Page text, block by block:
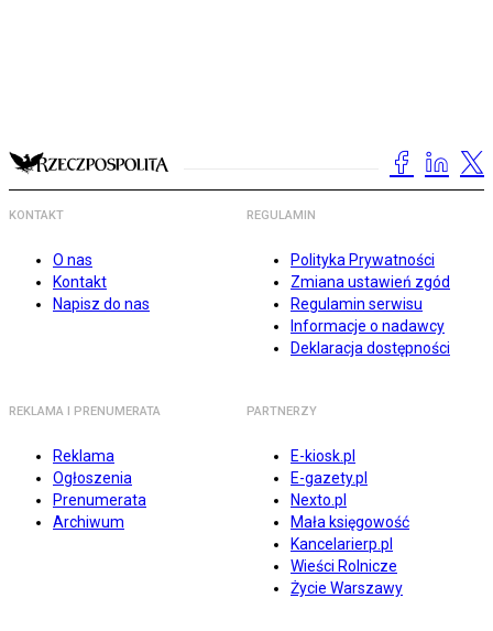
KONTAKT
O nas
Kontakt
Napisz do nas
REGULAMIN
Polityka Prywatności
Zmiana ustawień zgód
Regulamin serwisu
Informacje o nadawcy
Deklaracja dostępności
REKLAMA I PRENUMERATA
Reklama
Ogłoszenia
Prenumerata
Archiwum
PARTNERZY
E-kiosk.pl
E-gazety.pl
Nexto.pl
Mała księgowość
Kancelarierp.pl
Wieści Rolnicze
Życie Warszawy